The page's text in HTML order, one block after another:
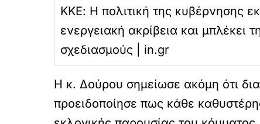
ΚΚΕ: Η πολιτική της κυβέρνησης
ενεργειακή ακρίβεια και μπλέκει
σχεδιασμούς | in.gr
Η κ. Δούρου σημείωσε ακόμη ότι
προειδοποίησε πως κάθε